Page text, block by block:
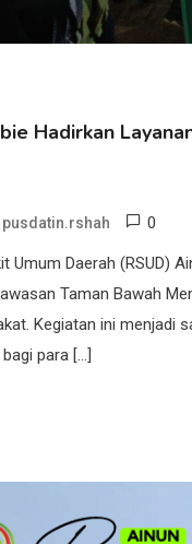
Hadirkan
pusdatin.rshah 0
Umum Daerah (RSUD)
Taman Bawah
Kegiatan ini menjadi
para […]